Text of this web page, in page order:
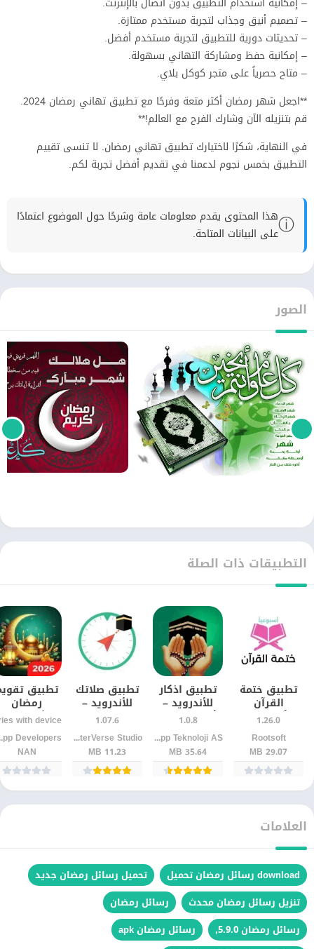
– تصميم أنيق وجذاب لتجربة مستخدم ممتازة.
– تحديثات دورية للتطبيق لتجربة مستخدم أفضل.
– إمكانية حفظ ومشاركة التهاني بسهولة.
– متاح حصرياً على متجر كوكل بلاي.
**اجعل شهر رمضان أكثر متعة وفرحًا مع تطبيق تهاني رمضان 2024.
قم بتنزيله الآن وشارك الفرح مع العالم!**
في النهاية، شكرًا لاختيارك تطبيق تهاني رمضان. لا تنسى تقييم
التطبيق بخمس نجوم لدعمنا في تقديم أفضل تجربة لكم.
ⓘهذا المحتوى يقدم معلومات عامة وشرحًا حول الموضوع اعتمادًا
على البيانات المتاحة.
الصور
التطبيقات ذات الصلة
تطبيق ختمة
القرآن
أسبوعيًا
للأندرويد |
التزم بالقراءة
دون انقطاع
1.26.0
Rootsoft
29.07 MB
تطبيق اذكار
للأندرويد –
أذكار الصباح
والمساء
بسهولة
1.0.8
Assistant App Teknoloji AS
35.64 MB
تطبيق صلاتك
للأندرويد –
مواقيت الصلاة
واتجاه القبلة
بدقة
1.07.6
JupiterVerse Studio
11.23 MB
تطبيق
رمضان
للأندرويد –
أوقات
بدقة
يومية
NAN
العلامات
download رسائل رمضان تحميل
تحميل رسائل رمضان جديد
تنزيل رسائل رمضان محدث
رسائل رمضان
رسائل رمضان 5.9.0,
رسائل رمضان apk